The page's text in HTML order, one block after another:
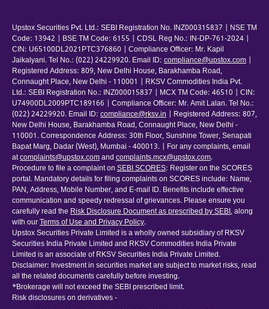
Upstox Securities Pvt. Ltd.: SEBI Registration No. INZ000315837 | NSE TM
Code: 13942 | BSE TM Code: 6155 | CDSL Reg No.: IN-DP-761-2024 |
CIN: U65100DL2021PTC376860 | Compliance Officer: Mr. Kapil
Jaikalyani. Tel No.: (022) 24229920. Email ID: compliance@upstox.com
Registered Address: 809, New Delhi House, Barakhamba Road,
Connaught Place, New Delhi - 110001 | RKSV Commodities India Pvt.
Ltd.: SEBI Registration No.: INZ000015837 | MCX TM Code: 46510 | CIN:
U74900DL2009PTC189166 | Compliance Officer: Mr. Amit Lalan. Tel No.:
(022) 24229920. Email ID: compliance@rksv.in
| Registered Address: 807,
New Delhi House, Barakhamba Road, Connaught Place, New Delhi -
110001. Correspondence Address: 30th Floor, Sunshine Tower, Senapati
Bapat Marg, Dadar (West), Mumbai - 400013. | For any complaints, email
atcomplaints@upstox.comand complaints.mcx@upstox.com.
Procedure to file a complaint on SEBI SCORES: Register on the SCORES
portal. Mandatory details for filing complaints on SCORES include: Name,
PAN, Address, Mobile Number, and E-mail ID. Benefits include effective
communication and speedy redressal of grievances. Please ensure you
carefully read the Risk Disclosure Document as prescribed by SEBI, along
with ourTerms of Use and Privacy Policy.
Upstox Securities Private Limited is a wholly owned subsidiary of RKSV
Securities India Private Limited and RKSV Commodities India Private
Limited is an associate of RKSV Securities India Private Limited.
Disclaimer: Investment in securities market are subject to market risks, read
all the related documents carefully before investing.
*Brokerage will not exceed the SEBI prescribed limit.
Risk disclosures on derivatives -